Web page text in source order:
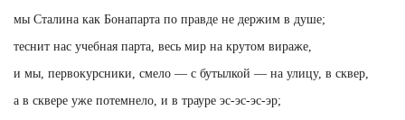
мы Сталина как Бонапарта по правде не держим в душе;
теснит нас учебная парта, весь мир на крутом вираже,
и мы, первокурсники, смело — с бутылкой — на улицу, в сквер,
а в сквере уже потемнело, и в трауре эс-эс-эс-эр;